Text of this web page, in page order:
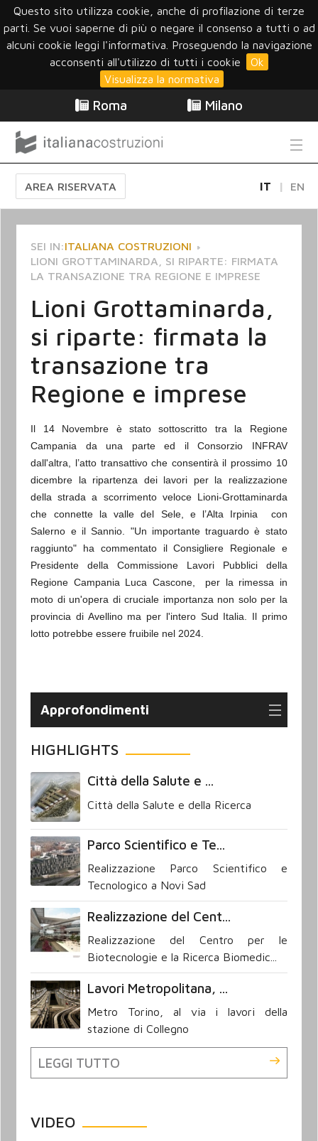
Questo sito utilizza cookie, anche di profilazione di terze
parti. Se vuoi saperne di più o negare il consenso a tutti o ad
alcuni cookie leggi l'informativa. Proseguendo la navigazione
acconsenti all'utilizzo di tutti i cookie
Ok
Visualizza la normativa
Roma Milano
AREA RISERVATA IT EN
SEI IN:ITALIANA COSTRUZIONI
LIONI GROTTAMINARDA, SI RIPARTE: FIRMATA
LA TRANSAZIONE TRA REGIONE E IMPRESE
Lioni Grottaminarda,
si riparte: firmata la
transazione tra
Regione e imprese
Il 14 Novembre è stato sottoscritto tra la Regione
Campania da una parte ed il Consorzio INFRAV
dall'altra, l’atto transattivo che consentirà il prossimo 10
dicembre la ripartenza dei lavori per la realizzazione
della strada a scorrimento veloce Lioni-Grottaminarda
che connette la valle del Sele, e l’Alta Irpinia con
Salerno e il Sannio. "Un importante traguardo è stato
raggiunto" ha commentato il Consigliere Regionale e
Presidente della Commissione Lavori Pubblici della
Regione Campania Luca Cascone, per la rimessa in
moto di un'opera di cruciale importanza non solo per la
provincia di Avellino ma per l'intero Sud Italia. Il primo
lotto potrebbe essere fruibile nel 2024.
Approfondimenti
HIGHLIGHTS
Città della Salute e ...
Città della Salute e della Ricerca
Parco Scientifico e Te...
Realizzazione Parco Scientifico e
Tecnologico a Novi Sad
Realizzazione del Cent...
Realizzazione del Centro per le
Biotecnologie e la Ricerca Biomedic...
Lavori Metropolitana, ...
Metro Torino, al via i lavori della
stazione di Collegno
LEGGI TUTTO
VIDEO